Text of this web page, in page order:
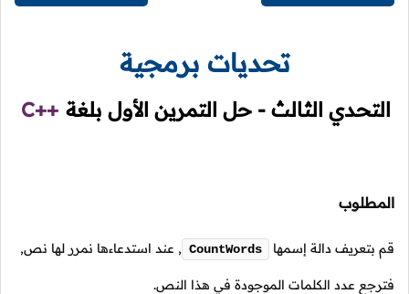
تحديات برمجية
التحدي الثالث - حل التمرين الأول بلغة C++
المطلوب
قم بتعريف دالة إسمها CountWords
, عند استدعاءها نمرر لها نص,
فترجع عدد الكلمات الموجودة في هذا النص.